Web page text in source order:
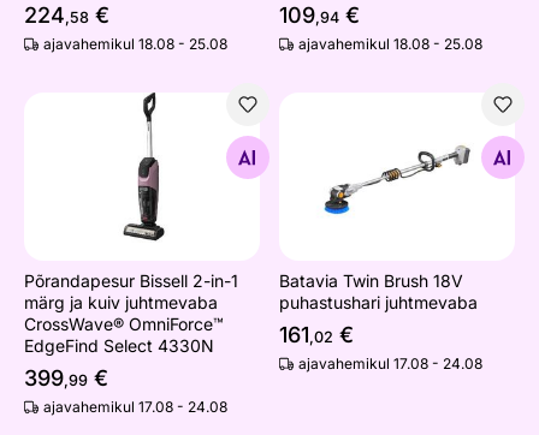
224,58 €
ajavahemikul 18.08 - 25.08
109,94 €
ajavahemikul 18.08 - 25.08
Põrandapesur Bissell 2-in-1 märg ja kuiv juhtmevaba
Otsi sarnaseid
Põrandapesur Bissell 2-in-1
märg ja kuiv juhtmevaba
CrossWave® OmniForce™
EdgeFind Select 4330N
399,99 €
ajavahemikul 17.08 - 24.08
Otsi sarnaseid
Batavia Twin Brush 18V
puhastushari juhtmevaba
161,02 €
ajavahemikul 17.08 - 24.08